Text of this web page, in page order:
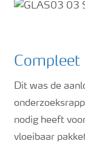
Dit was de
nodig heeft
vloeibaar